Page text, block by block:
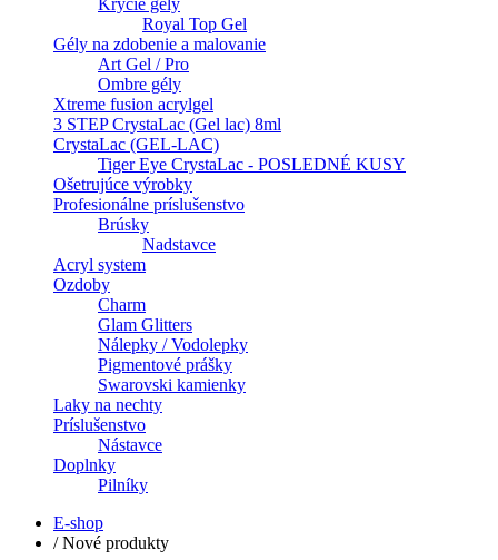
Krycie gély
Royal Top Gel
Gély na zdobenie a malovanie
Art Gel / Pro
Ombre gély
Xtreme fusion acrylgel
3 STEP CrystaLac (Gel lac) 8ml
CrystaLac (GEL-LAC)
Tiger Eye CrystaLac - POSLEDNÉ KUSY
Ošetrujúce výrobky
Profesionálne príslušenstvo
Brúsky
Nadstavce
Acryl system
Ozdoby
Charm
Glam Glitters
Nálepky / Vodolepky
Pigmentové prášky
Swarovski kamienky
Laky na nechty
Príslušenstvo
Nástavce
Doplnky
Pilníky
E-shop
/ Nové produkty